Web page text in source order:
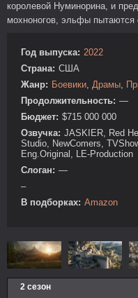
королевой Нуминорина, и
мохноногов, эльфы пытаются
Год выпуска: 2022
Страна: США
Жанр: Боевики, Драмы,
Продолжительность: —
Бюджет: $715 000 000
Озвучка: JASKIER, Red
Studio, NewComers,
Eng.Original, LE-Production
Слоган: —
–
В подборках: Amazon
2 сезон